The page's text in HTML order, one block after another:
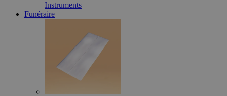
Instruments
Funéraire